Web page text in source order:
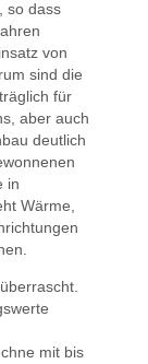
so dass
von
sind die
für
aber auch
deutlich
in
Wärme,
mit bis